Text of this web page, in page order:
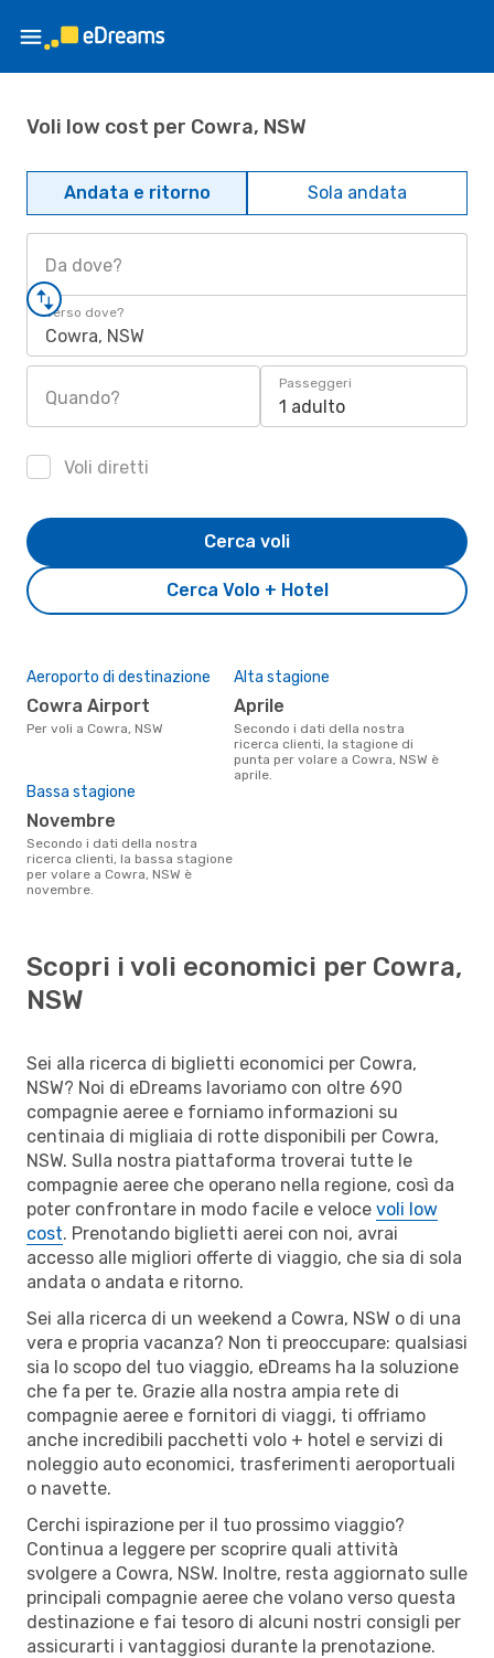
Voli low cost per Cowra, NSW
Andata e ritorno Sola andata
Da dove?
Verso dove?
Cowra, NSW
Quando?
Passeggeri
1 adulto
Voli diretti
Cerca Volo + Hotel
Cerca voli
Aeroporto di destinazione
Cowra Airport
Per voli a Cowra, NSW
Alta stagione
aprile
Secondo i dati della nostra
ricerca clienti, la stagione di
punta per volare a Cowra, NSW è
aprile.
Bassa stagione
novembre
Secondo i dati della nostra
ricerca clienti, la bassa stagione
per volare a Cowra, NSW è
novembre.
Scopri i voli economici per Cowra,
NSW
Sei alla ricerca di biglietti economici per Cowra,
NSW? Noi di eDreams lavoriamo con oltre 690
compagnie aeree e forniamo informazioni su
centinaia di migliaia di rotte disponibili per Cowra,
NSW. Sulla nostra piattaforma troverai tutte le
compagnie aeree che operano nella regione, così da
poter confrontare in modo facile e veloce voli low
cost. Prenotando biglietti aerei con noi, avrai
accesso alle migliori offerte di viaggio, che sia di sola
andata o andata e ritorno.
Sei alla ricerca di un weekend a Cowra, NSW o di una
vera e propria vacanza? Non ti preoccupare: qualsiasi
sia lo scopo del tuo viaggio, eDreams ha la soluzione
che fa per te. Grazie alla nostra ampia rete di
compagnie aeree e fornitori di viaggi, ti offriamo
anche incredibili pacchetti volo + hotel e servizi di
noleggio auto economici, trasferimenti aeroportuali
o navette.
Cerchi ispirazione per il tuo prossimo viaggio?
Continua a leggere per scoprire quali attività
svolgere a Cowra, NSW. Inoltre, resta aggiornato sulle
principali compagnie aeree che volano verso questa
destinazione e fai tesoro di alcuni nostri consigli per
assicurarti i vantaggiosi durante la prenotazione.